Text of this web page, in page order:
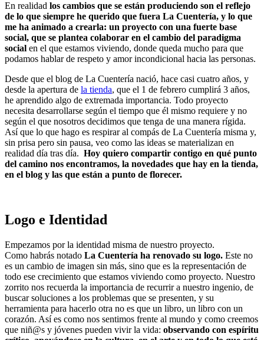
En realidad los cambios que se están produciendo son el reflejo
de lo que siempre he querido que fuera La Cuentería, y lo que
me ha animado a crearla: un proyecto con una fuerte base
social, que se plantea colaborar en el cambio del paradigma
social en el que estamos viviendo, donde queda mucho para que
podamos hablar de respeto y amor incondicional hacia las personas.
Desde que el blog de La Cuentería nació, hace casi cuatro años, y
desde la apertura de la tienda, que el 1 de febrero cumplirá 3 años,
he aprendido algo de extremada importancia. Todo proyecto
necesita desarrollarse según el tiempo que él mismo requiere y no
según el que nosotros decidimos que tenga de una manera rígida.
Así que lo que hago es respirar al compás de La Cuentería misma y,
sin prisa pero sin pausa, veo como las ideas se materializan en
realidad día tras día. Hoy quiero compartir contigo en qué punto
del camino nos encontramos, la novedades que hay en la tienda,
en el blog y las que están a punto de florecer.
Logo e Identidad
Empezamos por la identidad misma de nuestro proyecto.
Como habrás notado La Cuentería ha renovado su logo. Este no
es un cambio de imagen sin más, sino que es la representación de
todo ese crecimiento que estamos viviendo como proyecto. Nuestro
zorrito nos recuerda la importancia de recurrir a nuestro ingenio, de
buscar soluciones a los problemas que se presenten, y su
herramienta para hacerlo otra no es que un libro, un libro con un
corazón. Así es como nos sentimos frente al mundo y como creemos
que niñ@s y jóvenes pueden vivir la vida: observando con espíritu